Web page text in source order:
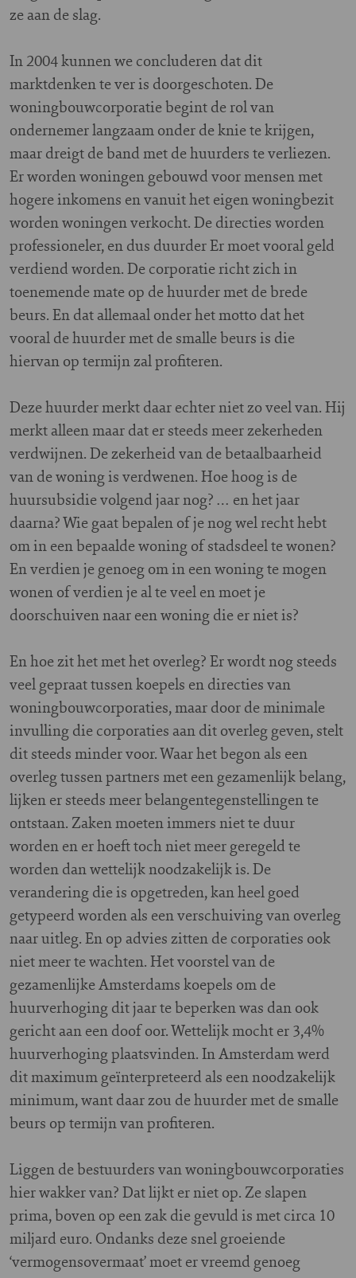
ze aan de slag.
In 2004 kunnen we concluderen dat dit
marktdenken te ver is doorgeschoten. De
woningbouwcorporatie begint de rol van
ondernemer langzaam onder de knie te krijgen,
maar dreigt de band met de huurders te verliezen.
Er worden woningen gebouwd voor mensen met
hogere inkomens en vanuit het eigen woningbezit
worden woningen verkocht. De directies worden
professioneler, en dus duurder Er moet vooral geld
verdiend worden. De corporatie richt zich in
toenemende mate op de huurder met de brede
beurs. En dat allemaal onder het motto dat het
vooral de huurder met de smalle beurs is die
hiervan op termijn zal profiteren.
Deze huurder merkt daar echter niet zo veel van. Hij
merkt alleen maar dat er steeds meer zekerheden
verdwijnen. De zekerheid van de betaalbaarheid
van de woning is verdwenen. Hoe hoog is de
huursubsidie volgend jaar nog? … en het jaar
daarna? Wie gaat bepalen of je nog wel recht hebt
om in een bepaalde woning of stadsdeel te wonen?
En verdien je genoeg om in een woning te mogen
wonen of verdien je al te veel en moet je
doorschuiven naar een woning die er niet is?
En hoe zit het met het overleg? Er wordt nog steeds
veel gepraat tussen koepels en directies van
woningbouwcorporaties, maar door de minimale
invulling die corporaties aan dit overleg geven, stelt
dit steeds minder voor. Waar het begon als een
overleg tussen partners met een gezamenlijk belang,
lijken er steeds meer belangentegenstellingen te
ontstaan. Zaken moeten immers niet te duur
worden en er hoeft toch niet meer geregeld te
worden dan wettelijk noodzakelijk is. De
verandering die is opgetreden, kan heel goed
getypeerd worden als een verschuiving van overleg
naar uitleg. En op advies zitten de corporaties ook
niet meer te wachten. Het voorstel van de
gezamenlijke Amsterdams koepels om de
huurverhoging dit jaar te beperken was dan ook
gericht aan een doof oor. Wettelijk mocht er 3,4%
huurverhoging plaatsvinden. In Amsterdam werd
dit maximum geïnterpreteerd als een noodzakelijk
minimum, want daar zou de huurder met de smalle
beurs op termijn van profiteren.
Liggen de bestuurders van woningbouwcorporaties
hier wakker van? Dat lijkt er niet op. Ze slapen
prima, boven op een zak die gevuld is met circa 10
miljard euro. Ondanks deze snel groeiende
‘vermogensovermaat’ moet er vreemd genoeg